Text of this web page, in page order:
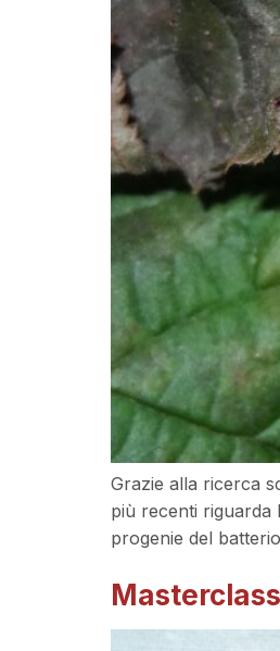
Grazie alla ricerca
più recenti riguarda
progenie del